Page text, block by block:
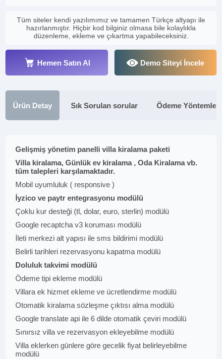
Tüm siteler kendi yazılımımız ve tamamen Türkçe altyapı ile
hazırlanmıştır. Hiçbir kod bilginiz olmasa bile kolaylıkla
düzenleme, ekleme ve çıkartma yapabileceksiniz.
Hemen Satın Al Demo Siteyi İncele
Ürün Detay Sık Sorulan sorular Ödeme Yöntemleri
Gelişmiş yönetim panelli villa kiralama paketi
Villa kiralama, Günlük ev kiralama , Oda Kiralama vb.
tüm talepleri karşılamaktadır.
Mobil uyumluluk ( responsive )
İyzico ve paytr entegrasyonu modülü
Çoklu kur desteği (tl, dolar, euro, sterlin) modülü
Google recaptcha v3 koruması modülü
İleti merkezi alt yapısı ile sms bildirimi modülü
Belirli tarihleri rezervasyonu kapatma modülü
Doluluk takvimi modülü
Ödeme tipi ekleme modülü
Villara ek hizmet ekleme ve ücretlendirme modülü
Otomatik kiralama sözleşme çıktısı alma modülü
Google translate api ile 6 dilde otomatik çeviri modülü
Sınırsız villa ve rezervasyon ekleyebilme modülü
Villa eklerken günlere göre gecelik fiyat belirleyebilme
modülü